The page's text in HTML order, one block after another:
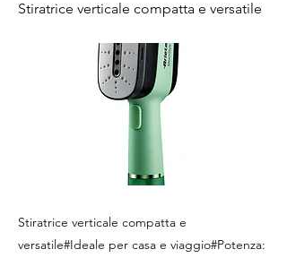
Stiratrice verticale compatta e versatile
Stiratrice verticale compatta e
versatile#Ideale per casa e viaggio#Potenza: